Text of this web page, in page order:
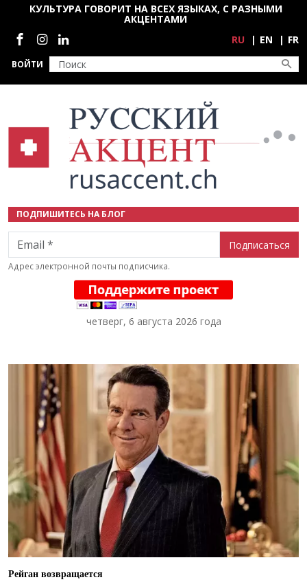
Перейти к основному содержанию
ВОЙТИ
КУЛЬТУРА ГОВОРИТ НА ВСЕХ ЯЗЫКАХ, С РАЗНЫМИ
АКЦЕНТАМИ
Социальные сети
RU EN FR
ПОДПИШИТЕСЬ НА БЛОГ
Email
Адрес электронной почты подписчика.
четверг, 6 августа 2026 года
Рейган возвращается